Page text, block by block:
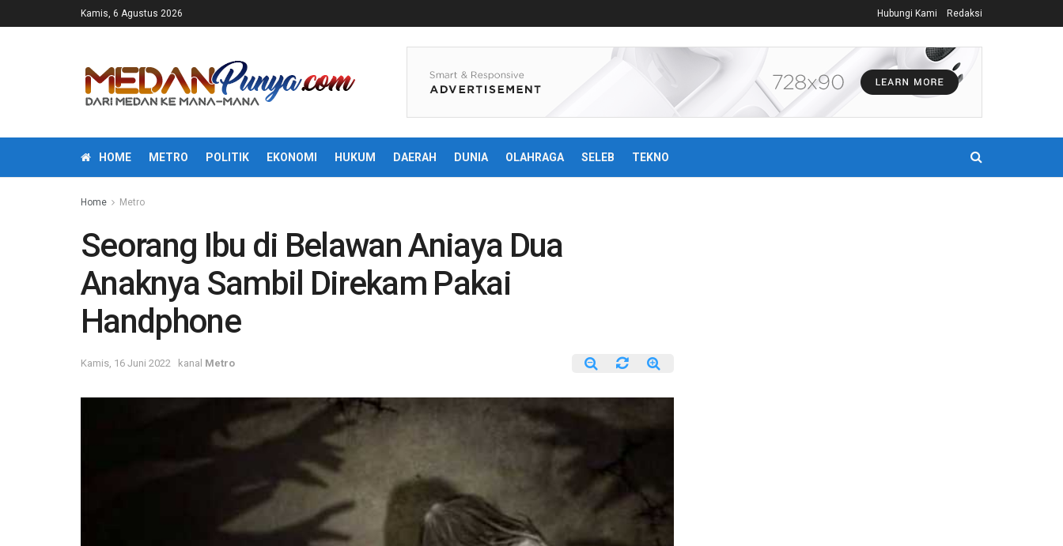
Kamis, 6 Agustus 2026 Hubungi Kami Redaksi
HOME METRO POLITIK EKONOMI HUKUM DAERAH DUNIA OLAHRAGA SELEB TEKNO
Home Metro
Seorang Ibu di Belawan Aniaya Dua
Anaknya Sambil Direkam Pakai
Handphone
Kamis, 16 Juni 2022 kanal Metro